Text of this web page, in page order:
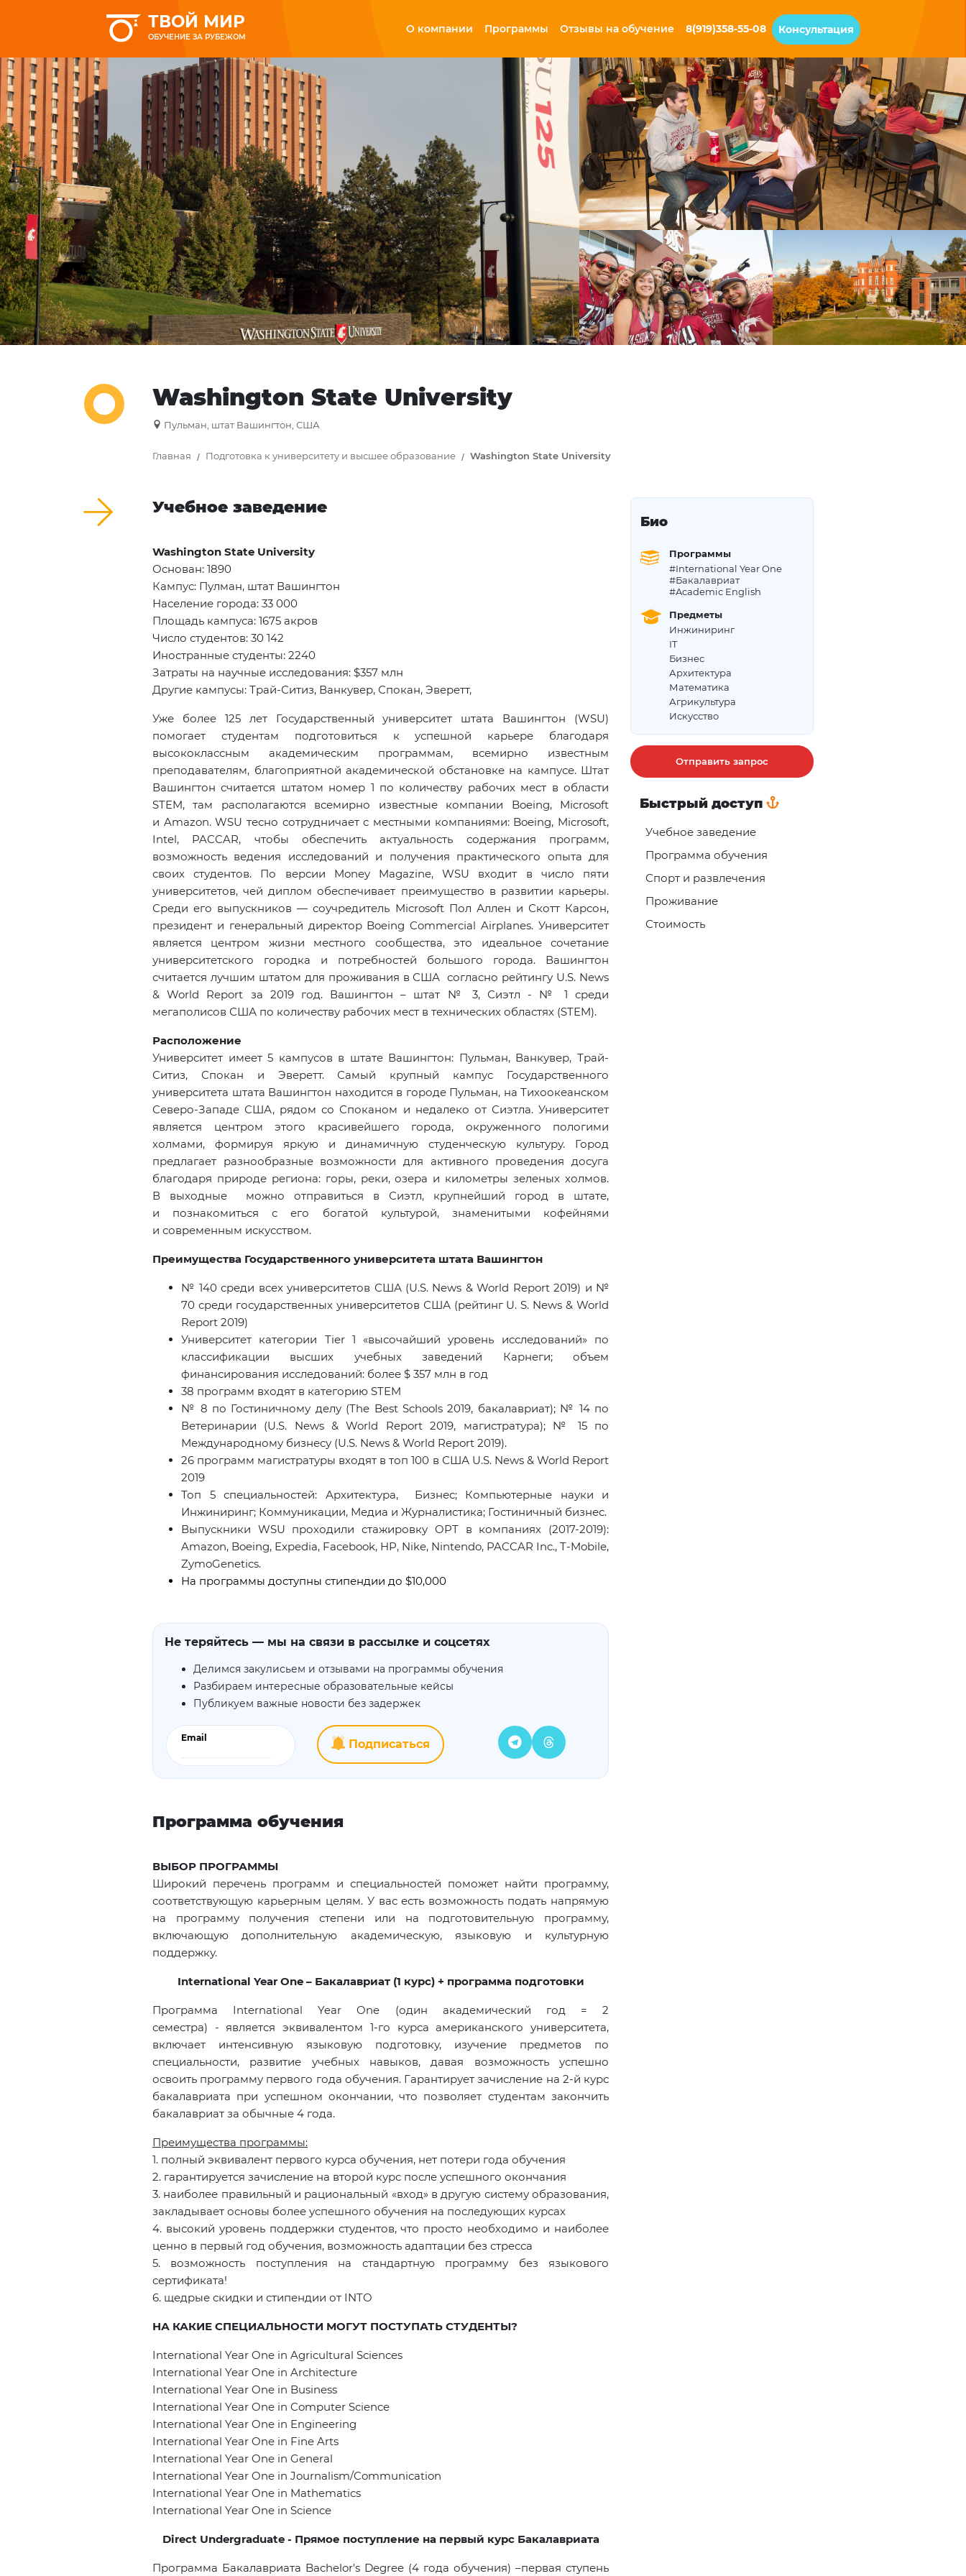
ТВОЙ МИР
ОБУЧЕНИЕ ЗА РУБЕЖОМ
О компании Программы Отзывы на обучение 8(919)358-55-08 Консультация
Washington State University
Пульман, штат Вашингтон, США
Главная Подготовка к университету и высшее образование Washington State University
Учебное заведение
Washington State University
Основан: 1890
Кампус: Пулман, штат Вашингтон
Население города: 33 000
Площадь кампуса: 1675 акров
Число студентов: 30 142
Иностранные студенты: 2240
Затраты на научные исследования: $357 млн
Другие кампусы: Трай-Ситиз, Ванкувер, Спокан, Эверетт,
Уже более 125 лет Государственный университет штата Вашингтон (WSU)
помогает студентам подготовиться к успешной карьере благодаря
высококлассным академическим программам, всемирно известным
преподавателям, благоприятной академической обстановке на кампусе. Штат
Вашингтон считается штатом номер 1 по количеству рабочих мест в области
STEM, там располагаются всемирно известные компании Boeing, Microsoft
и Amazon. WSU тесно сотрудничает с местными компаниями: Boeing, Microsoft,
Intel, PACCAR, чтобы обеспечить актуальность содержания программ,
возможность ведения исследований и получения практического опыта для
своих студентов. По версии Money Magazine, WSU входит в число пяти
университетов, чей диплом обеспечивает преимущество в развитии карьеры.
Среди его выпускников — соучредитель Microsoft Пол Аллен и Скотт Карсон,
президент и генеральный директор Boeing Commercial Airplanes. Университет
является центром жизни местного сообщества, это идеальное сочетание
университетского городка и
потребностей большого города. Вашингтон
считается лучшим штатом для проживания в США согласно рейтингу U.S. News
&World Report за 2019 год. Вашингтон – штат № 3, Сиэтл - № 1 среди
мегаполисов США по количеству рабочих мест в технических областях (STEM).
Расположение
Университет имеет 5 кампусов в штате Вашингтон: Пульман, Ванкувер, Трай-
Ситиз, Спокан и Эверетт. Самый крупный кампус Государственного
университета штата Вашингтон находится в городе Пульман, на Тихоокеанском
Северо-Западе США, рядом со Споканом и недалеко от Сиэтла. Университет
является центром этого красивейшего города, окруженного пологими
холмами, формируя яркую и динамичную студенческую культуру. Город
предлагает разнообразные возможности для активного проведения досуга
благодаря природе региона: горы, реки, озера и километры зеленых холмов.
В
выходные можно отправиться в Сиэтл, крупнейший город в
штате,
и
познакомиться с
его богатой культурой, знаменитыми кофейнями
и современным искусством.
Преимущества Государственного университета штата Вашингтон
№ 140 среди всех университетов США (U.S. News & World Report 2019) и №
70 среди государственных университетов США (рейтинг U. S. News & World
Report 2019)
Университет категории Tier 1 «высочайший уровень исследований» по
классификации высших учебных заведений Карнеги; объем
финансирования исследований: более $ 357 млн в год
38 программ входят в категорию STEM
№ 8 по Гостиничному делу (The Best Schools 2019, бакалавриат); № 14 по
Ветеринарии (U.S. News & World Report 2019, магистратура); № 15 по
Международному бизнесу (U.S. News & World Report 2019).
26 программ магистратуры входят в топ 100 в США U.S. News& World Report
2019
Топ 5 специальностей: Архитектура, Бизнес; Компьютерные науки и
Инжиниринг; Коммуникации, Медиа и Журналистика; Гостиничный бизнес.
Выпускники WSU проходили стажировку OPT в компаниях (2017-2019):
Amazon, Boeing, Expedia, Facebook, HP, Nike, Nintendo, PACCAR Inc., T-Mobile,
ZymoGenetics.
На программы доступны стипендии до $10,000
Не теряйтесь — мы на связи в рассылке и соцсетях
Делимся закулисьем и отзывами на программы обучения
Разбираем интересные образовательные кейсы
Публикуем важные новости без задержек
Email Подписаться
Программа обучения
ВЫБОР ПРОГРАММЫ
Широкий перечень программ и специальностей поможет найти программу,
соответствующую карьерным целям. У вас есть возможность подать напрямую
на программу получения степени или на подготовительную программу,
включающую дополнительную академическую, языковую и культурную
поддержку.
International Year One – Бакалавриат (1 курс) + программа подготовки
Программа International Year One (один академический год = 2
семестра) - является эквивалентом 1-го курса американского университета,
включает интенсивную языковую подготовку, изучение предметов по
специальности, развитие учебных навыков, давая возможность успешно
освоить программу первого года обучения. Гарантирует зачисление на 2-й курс
бакалавриата при успешном окончании, что позволяет студентам закончить
бакалавриат за обычные 4 года.
Преимущества программы:
1. полный эквивалент первого курса обучения, нет потери года обучения
2. гарантируется зачисление на второй курс после успешного окончания
3. наиболее правильный и рациональный «вход» в другую систему образования,
закладывает основы более успешного обучения на последующих курсах
4. высокий уровень поддержки студентов, что просто необходимо и наиболее
ценно в первый год обучения, возможность адаптации без стресса
5. возможность поступления на стандартную программу без языкового
сертификата!
6. щедрые скидки и стипендии от INTO
НА КАКИЕ СПЕЦИАЛЬНОСТИ МОГУТ ПОСТУПАТЬ СТУДЕНТЫ?
International Year One in Agricultural Sciences
International Year One in Architecture
International Year One in Business
International Year One in Computer Science
International Year One in Engineering
International Year One in Fine Arts
International Year One in General
International Year One in Journalism/Communication
International Year One in Mathematics
International Year One in Science
Direct Undergraduate - Прямое поступление на первый курс Бакалавриата
Программа Бакалавриата Bachelor's Degree (4 года обучения) –первая ступень
Био
Программы
#International Year One
#Бакалавриат
#Academic English
Предметы
Инжиниринг
IT
Бизнес
Архитектура
Математика
Агрикультура
Искусство
Отправить запрос
Быстрый доступ
Учебное заведение
Программа обучения
Спорт и развлечения
Проживание
Стоимость